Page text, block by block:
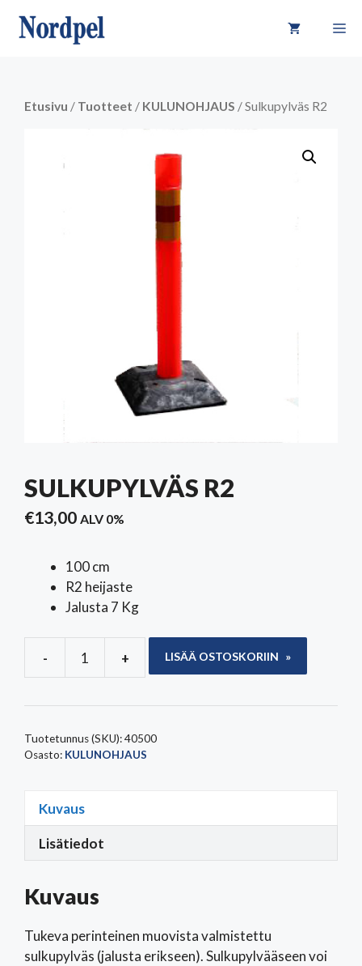
sisältöön
Etusivu / Tuotteet / KULUNOHJAUS / Sulkupylväs R2
SULKUPYLVÄS R2
€13,00 ALV 0%
100 cm
R2 heijaste
Jalusta 7 Kg
-
Sulkupylväs
määrä
+ LISÄÄ OSTOSKORIIN
Tuotetunnus (SKU):40500
Osasto: KULUNOHJAUS
Kuvaus
Lisätiedot
Kuvaus
Tukeva perinteinen muovista valmistettu
sulkupylväs (jalusta erikseen). Sulkupylvääseen voi